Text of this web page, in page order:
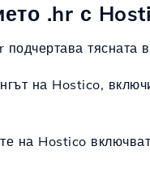
.hr с
тясната
на Hostico,
на Hostico